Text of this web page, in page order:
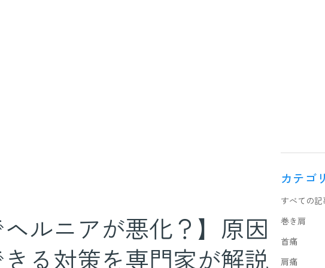
ヘルニアが悪化？】原因
る対策を専門家が解説
カテゴ
すべての記
巻き肩
首痛
肩痛